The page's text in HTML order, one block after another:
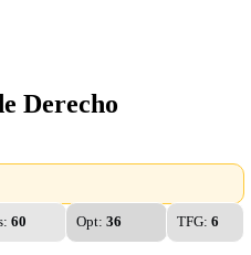
Derecho
60 Opt:36 TFG: 6